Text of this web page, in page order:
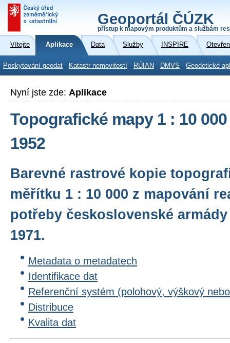
Geoportál ČÚZK
přístup k mapovým produktům a službám
Vítejte Aplikace Data Služby INSPIRE
Poskytování geodat Katastr nemovitostí RÚIAN DMVS Geodetické
Nyní jste zde: Aplikace
Topografické mapy 1 : 10
1952
Barevné rastrové kopie
měřítku 1 : 10 000 z mapování
potřeby československé
1971.
Metadata o metadatech
Identifikace dat
Referenční systém (polohový, výškový
Distribuce
Kvalita dat